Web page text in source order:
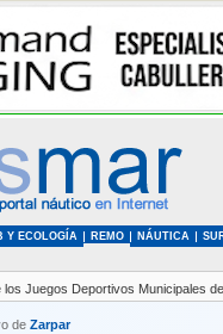
Y ECOLOGÍA REMO NÁUTICA
los Juegos Deportivos Municipales
de Zarpar